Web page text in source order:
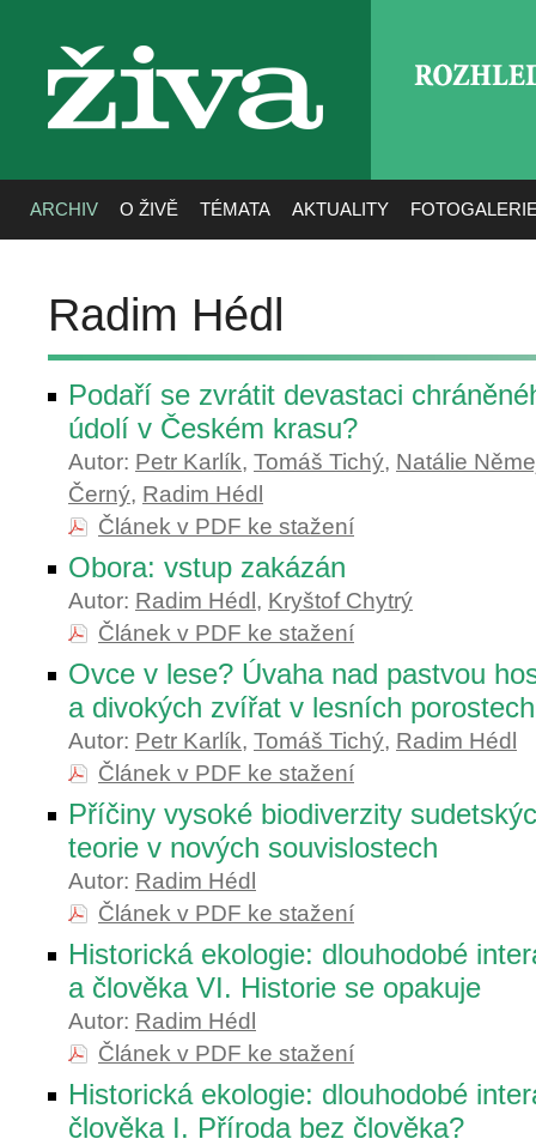
živa
ARCHIV O ŽIVĚ TÉMATA AKTUALITY
Radim Hédl
Podaří se zvrátit devastaci
údolí v Českém krasu?
Autor: Petr Karlík, Tomáš Tichý, Natálie
Černý, Radim Hédl
Článek v PDF ke stažení
Obora: vstup zakázán
Autor: Radim Hédl , Kryštof Chytrý
Článek v PDF ke stažení
Ovce v lese? Úvaha nad pastvou
a divokých zvířat v lesních porostech
Autor: Petr Karlík, Tomáš Tichý, Radim Hédl
Článek v PDF ke stažení
Příčiny vysoké biodiverzity
teorie v nových souvislostech
Autor: Radim Hédl
Článek v PDF ke stažení
Historická ekologie: dlouhodobé
a člověka VI. Historie se opakuje
Autor: Radim Hédl
Článek v PDF ke stažení
Historická ekologie: dlouhodobé
člověka I. Příroda bez člověka?